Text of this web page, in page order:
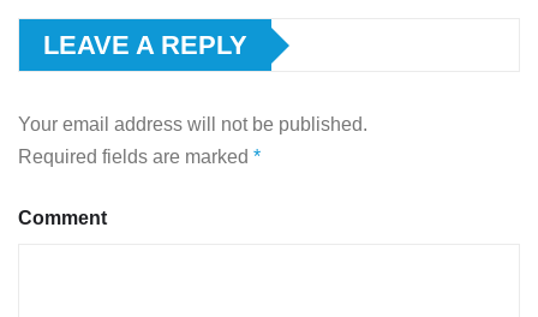
LEAVE A REPLY
Your email address will not be published.
Required fields are marked *
Comment